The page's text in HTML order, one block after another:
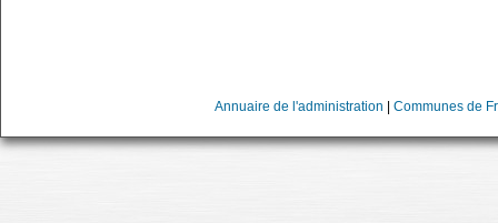
Annuaire de l'administration Communes de